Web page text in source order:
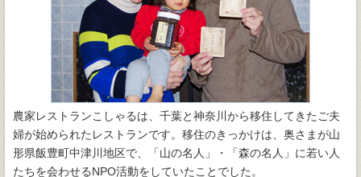
農家レストランこしゃるは、千葉と神奈川から移住してきたご夫
婦が始められたレストランです。移住のきっかけは、奥さまが山
形県飯豊町中津川地区で、「山の名人」・「森の名人」に若い人
たちを会わせるNPO活動をしていたことでした。